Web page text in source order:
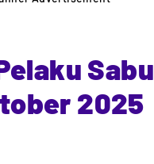
Sabu
2025